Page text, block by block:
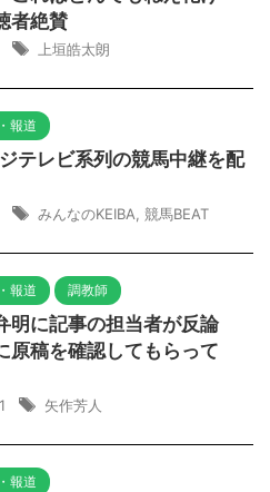
者絶賛
上垣皓太朗
報道
テレビ系列の競馬中継を配
みんなのKEIBA 競馬BEAT
報道 調教師
明に記事の担当者が反論
原稿を確認してもらって
矢作芳人
報道